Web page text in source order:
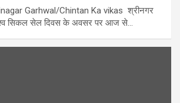
Garhwal/Chintan Ka vikas श्रीनगर
सिकल सेल दिवस के अवसर पर आज से…